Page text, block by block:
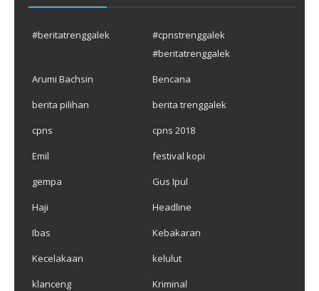
#beritatrenggalek
#cpnstrenggalek
#beritatrenggalek
Arumi Bachsin
Bencana
berita pilihan
berita trenggalek
cpns
cpns 2018
Emil
festival kopi
gempa
Gus Ipul
Haji
Headline
Ibas
Kebakaran
Kecelakaan
kelulut
klanceng
Kriminal